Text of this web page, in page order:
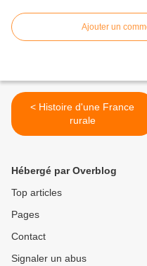
Ajouter un
< Histoire d'une France
rurale
Hébergé par Overblog
Top articles
Pages
Contact
Signaler un abus